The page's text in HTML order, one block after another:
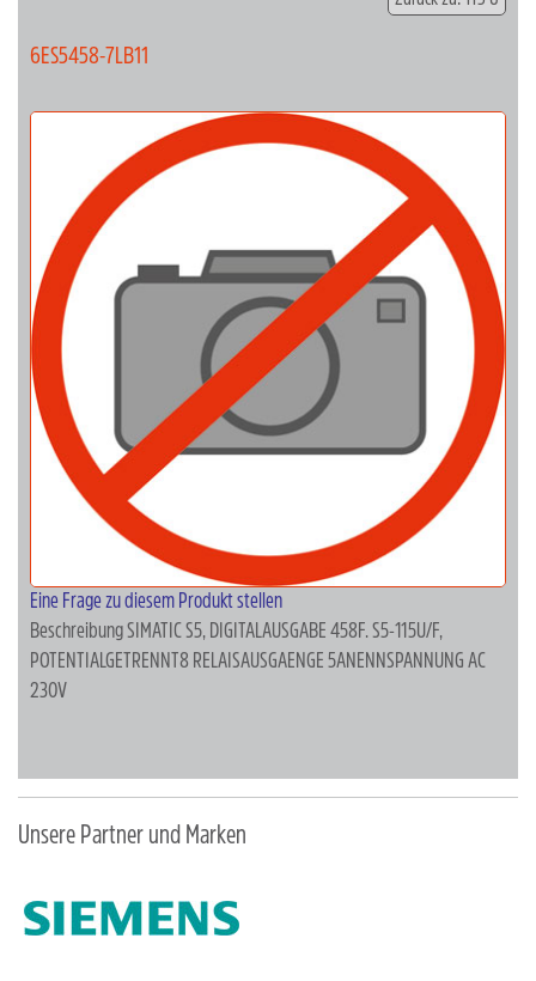
6ES5458-7LB11
Eine Frage zu diesem Produkt stellen
BeschreibungSIMATIC S5, DIGITALAUSGABE 458F. S5-115U/F,
POTENTIALGETRENNT8 RELAISAUSGAENGE 5ANENNSPANNUNG AC
230V
Unsere Partner und Marken